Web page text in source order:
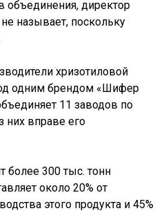
объединения, директор
называет, поскольку
хризотиловой
одним брендом «Шифер
11 заводов по
них вправе его
более 300 тыс. тонн
около 20% от
этого продукта и 45%